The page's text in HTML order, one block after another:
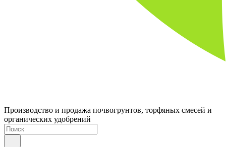
Производство и продажа почвогрунтов, торфяных смесей и
органических удобрений